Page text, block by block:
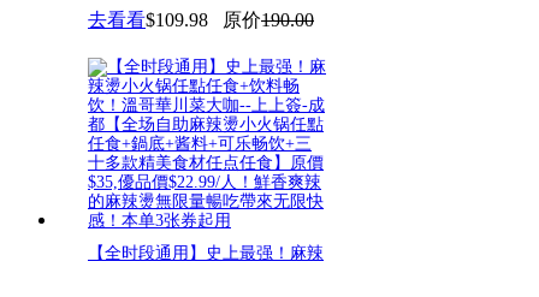
去看看$109.98 原价190.00
【全时段通用】史上最强！麻辣